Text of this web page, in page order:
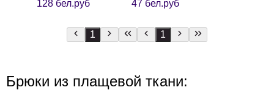
128 бел.руб
47 бел.руб
1 1
Брюки из плащевой ткани: